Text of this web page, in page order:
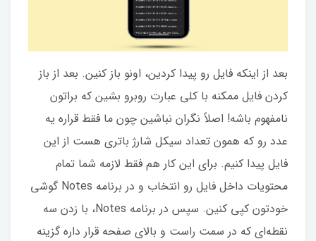
بعد از اینکه فایل رو پیدا کردین، اونو باز کنین. بعد از باز
کردن فایل ممکنه با کلی عبارت روبرو بشین که براتون
نامفهوم باشه! اصلاً نگران نباشین چون ما فقط قراره یه
عدد رو که همون تعداد سیکل شارژ باتری هست از این
فایل پیدا کنیم. برای این کار هم فقط لازمه شما تمام
محتویات داخل فایل رو انتخاب و در برنامه Notes گوشی
خودتون کپی کنین. سپس در برنامه Notes، با زدن سه
نقطه‌ای که در سمت راست و بالای صفحه قرار داره گزینه